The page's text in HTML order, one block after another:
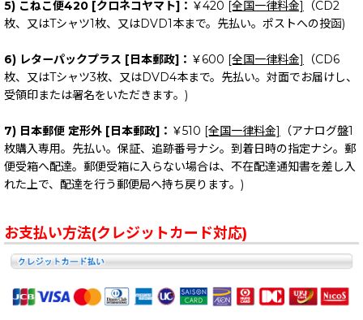
5) こねこ便420 [クロネコヤマト]： ￥420 [全国一律料金]
（CD2
枚、又はTシャツ1枚、又はDVD1本まで。先払い。ポストへの投函)
6) レターパックプラス [日本郵政]： ￥600 [全国一律料金]
（CD6
枚、又はTシャツ3枚、又はDVD4本まで。先払い。対面でお届けし、
受領印または署名をいただきます。)
7) 日本郵便 定形外 [日本郵政]： ￥510 [全国一律料金]
（アナログ盤1
枚購入専用。先払い。保証、追跡番号ナシ。到着日時の指定ナシ。郵
便受箱へ配達。郵便受箱に入らない場合は、不在配達通知書を差し入
れた上で、配達を行う郵便局へ持ち戻ります。)
お支払い方法(クレジットカード対応)